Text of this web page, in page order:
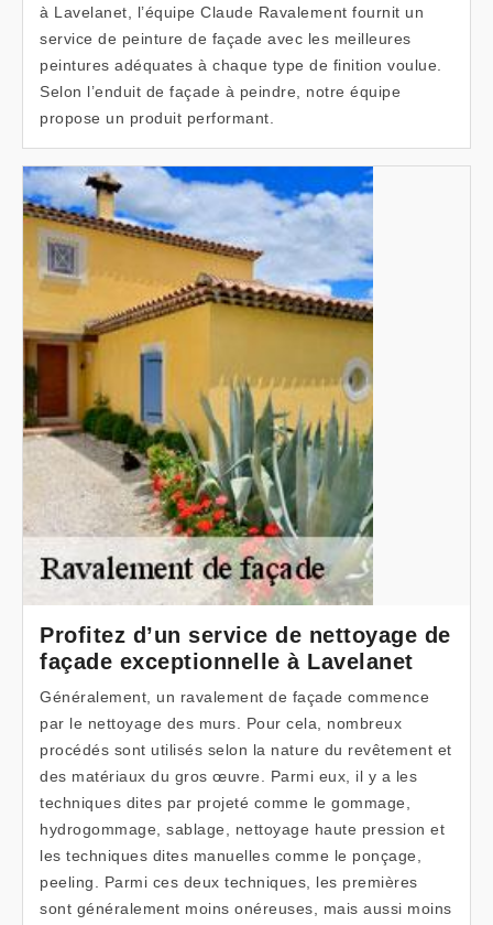
à Lavelanet, l’équipe Claude Ravalement fournit un
service de peinture de façade avec les meilleures
peintures adéquates à chaque type de finition voulue.
Selon l’enduit de façade à peindre, notre équipe
propose un produit performant.
Profitez d’un service de nettoyage de
façade exceptionnelle à Lavelanet
Généralement, un ravalement de façade commence
par le nettoyage des murs. Pour cela, nombreux
procédés sont utilisés selon la nature du revêtement et
des matériaux du gros œuvre. Parmi eux, il y a les
techniques dites par projeté comme le gommage,
hydrogommage, sablage, nettoyage haute pression et
les techniques dites manuelles comme le ponçage,
peeling. Parmi ces deux techniques, les premières
sont généralement moins onéreuses, mais aussi moins